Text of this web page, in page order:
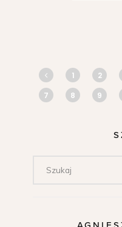
1 2
7
8 9